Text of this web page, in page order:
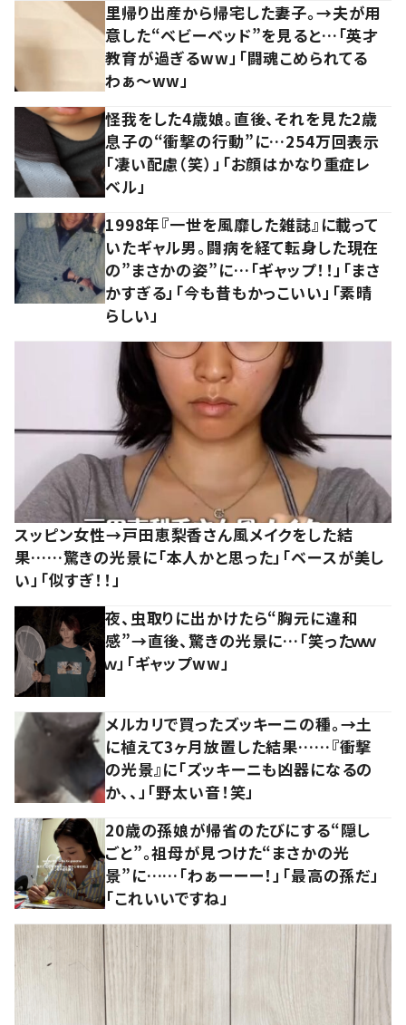
里帰り出産から帰宅した妻子。→夫が用
意した“ベビーベッド”を見ると…「英才
教育が過ぎるww」「闘魂こめられてる
わぁ～ww」
怪我をした4歳娘。直後、それを見た2歳
息子の“衝撃の行動”に…254万回表示
「凄い配慮（笑）」「お顔はかなり重症レ
ベル」
1998年『一世を風靡した雑誌』に載って
いたギャル男。闘病を経て転身した現在
の”まさかの姿”に…「ギャップ！！」「まさ
かすぎる」「今も昔もかっこいい」「素晴
らしい」
スッピン女性→戸田恵梨香さん風メイクをした結
果……驚きの光景に「本人かと思った」「ベースが美し
い」「似すぎ！！」
夜、虫取りに出かけたら“胸元に違和
感”→直後、驚きの光景に…「笑ったｗｗ
ｗ」「ギャップww」
メルカリで買ったズッキーニの種。→土
に植えて3ヶ月放置した結果……『衝撃
の光景』に「ズッキーニも凶器になるの
か、、」「野太い音！笑」
20歳の孫娘が帰省のたびにする“隠し
ごと”。祖母が見つけた“まさかの光
景”に……「わぁーーー！」「最高の孫だ」
「これいいですね」